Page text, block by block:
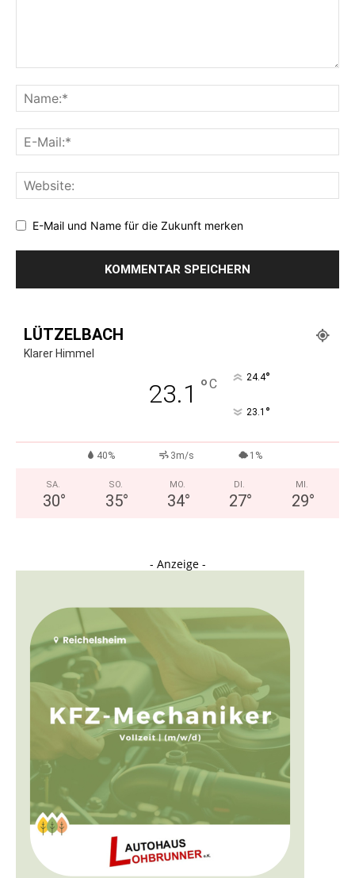
E-Mail und Name für die Zukunft merken
LÜTZELBACH
Klarer Himmel
23.1 °C 24.4°
23.1 °
40% 3m/s 1%
SA.
30°
SO.
35°
MO.
34°
DI.
27°
MI.
29°
- Anzeige -